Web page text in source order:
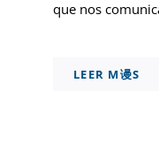
que nos
LEER M谩S